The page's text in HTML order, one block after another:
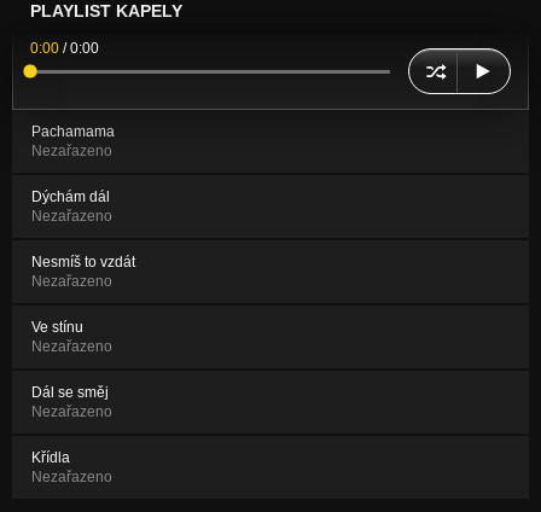
PLAYLIST KAPELY
0:00 /0:00
Pachamama
Nezařazeno
Dýchám dál
Nezařazeno
Nesmíš to vzdát
Nezařazeno
Ve stínu
Nezařazeno
Dál se směj
Nezařazeno
Křídla
Nezařazeno